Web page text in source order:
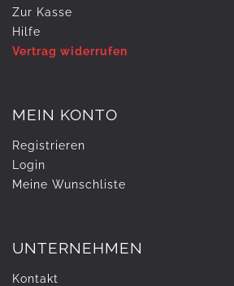
Zur Kasse
Hilfe
Vertrag widerrufen
MEIN KONTO
Registrieren
Login
Meine Wunschliste
UNTERNEHMEN
Kontakt